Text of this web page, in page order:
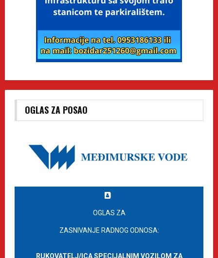
OGLAS ZA POSAO
OGLAS ZA
ZASNIVANJE RADNOG ODNOSA:
RUKOVATELJ/ICA SPECIJALNIM VOZILOM ZA